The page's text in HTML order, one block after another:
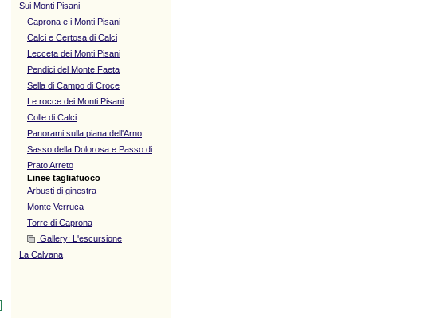
Sui Monti Pisani
Caprona e i Monti Pisani
Calci e Certosa di Calci
Lecceta dei Monti Pisani
Pendici del Monte Faeta
Sella di Campo di Croce
Le rocce dei Monti Pisani
Colle di Calci
Panorami sulla piana dell'Arno
Sasso della Dolorosa e Passo di
Prato Arreto
Linee tagliafuoco
Arbusti di ginestra
Monte Verruca
Torre di Caprona
Gallery: L'escursione
La Calvana